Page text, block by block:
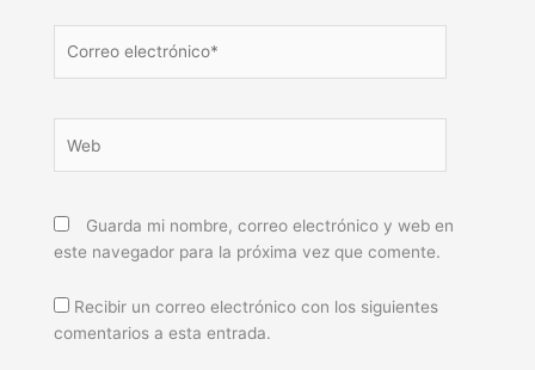
electrónico*
Guarda mi nombre, correo electrónico y web en
este navegador para la próxima vez que comente.
Recibir un correo electrónico con los siguientes
comentarios a esta entrada.